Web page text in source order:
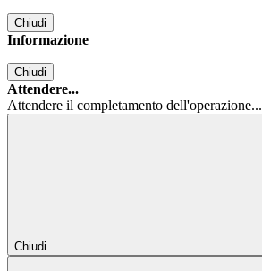
Chiudi
Informazione
Chiudi
Attendere...
Attendere il completamento dell'operazione...
Chiudi